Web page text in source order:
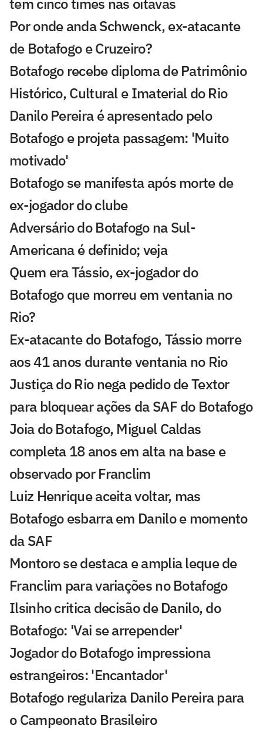
Por onde anda Schwenck, ex-atacante
de Botafogo e Cruzeiro?
Botafogo recebe diploma de Patrimônio
Histórico, Cultural e Imaterial do Rio
Danilo Pereira é apresentado pelo
Botafogo e projeta passagem: 'Muito
motivado'
Botafogo se manifesta após morte de
ex-jogador do clube
Adversário do Botafogo na Sul-
Americana é definido; veja
Quem era Tássio, ex-jogador do
Botafogo que morreu em ventania no
Rio?
Ex-atacante do Botafogo, Tássio morre
aos 41 anos durante ventania no Rio
Justiça do Rio nega pedido de Textor
para bloquear ações da SAF do Botafogo
Joia do Botafogo, Miguel Caldas
completa 18 anos em alta na base e
observado por Franclim
Luiz Henrique aceita voltar, mas
Botafogo esbarra em Danilo e momento
da SAF
Montoro se destaca e amplia leque de
Franclim para variações no Botafogo
Ilsinho critica decisão de Danilo, do
Botafogo: 'Vai se arrepender'
Jogador do Botafogo impressiona
estrangeiros: 'Encantador'
Botafogo regulariza Danilo Pereira para
o Campeonato Brasileiro